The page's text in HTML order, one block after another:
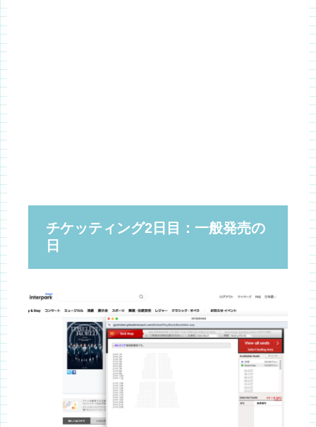
チケッティング2日目：一般発売の
日